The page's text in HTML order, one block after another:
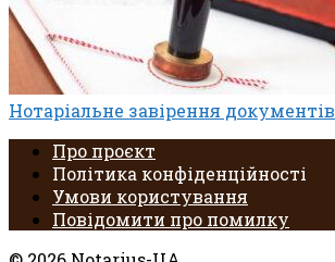
Нотаріальне завірення документів
Про проєкт
Політика конфіденційності
Умови користування
Повідомити про помилку